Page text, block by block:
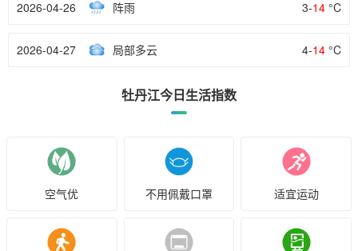
2026-04-26 阵雨 3-14 °C
2026-04-27 局部多云 4-14 °C
牡丹江今日生活指数
空气优 不用佩戴口罩 适宜运动